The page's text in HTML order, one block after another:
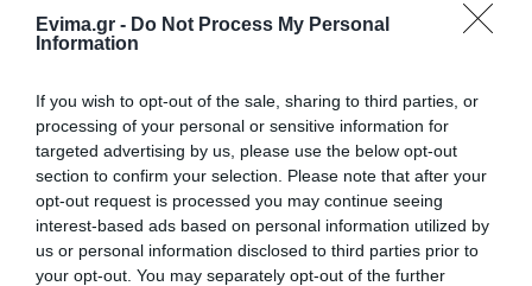
Evima.gr - Do Not Process My Personal
Information
If you wish to opt-out of the sale, sharing to third parties, or
processing of your personal or sensitive information for
targeted advertising by us, please use the below opt-out
section to confirm your selection. Please note that after your
opt-out request is processed you may continue seeing
interest-based ads based on personal information utilized by
us or personal information disclosed to third parties prior to
your opt-out. You may separately opt-out of the further